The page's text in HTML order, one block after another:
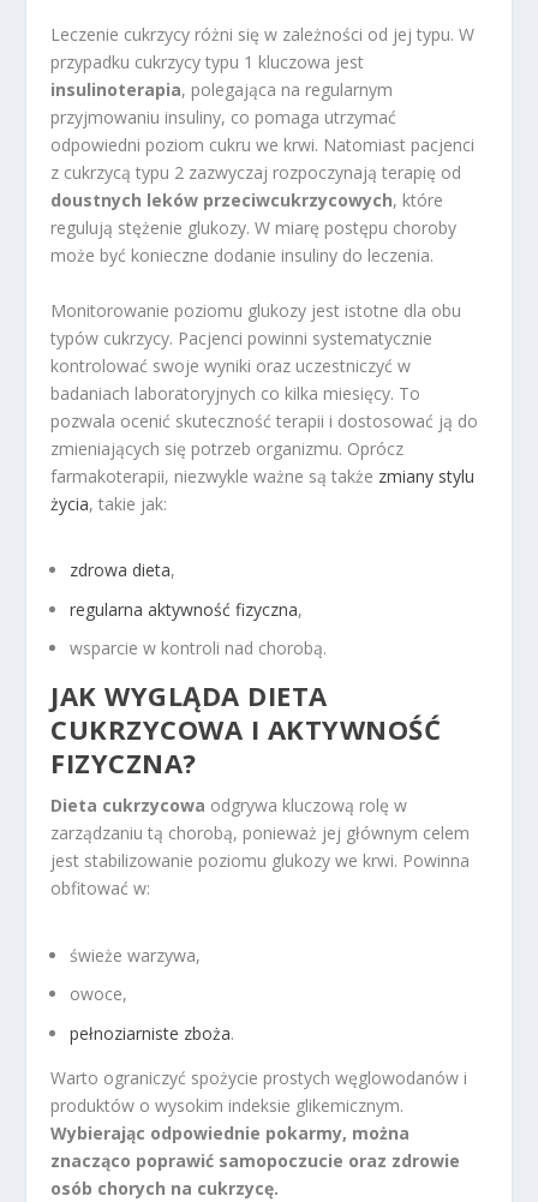
Leczenie cukrzycy różni się w zależności od jej typu. W
przypadku cukrzycy typu 1 kluczowa jest
insulinoterapia, polegająca na regularnym
przyjmowaniu insuliny, co pomaga utrzymać
odpowiedni poziom cukru we krwi. Natomiast pacjenci
z cukrzycą typu 2 zazwyczaj rozpoczynają terapię od
doustnych leków przeciwcukrzycowych, które
regulują stężenie glukozy. W miarę postępu choroby
może być konieczne dodanie insuliny do leczenia.
Monitorowanie poziomu glukozy jest istotne dla obu
typów cukrzycy. Pacjenci powinni systematycznie
kontrolować swoje wyniki oraz uczestniczyć w
badaniach laboratoryjnych co kilka miesięcy. To
pozwala ocenić skuteczność terapii i dostosować ją do
zmieniających się potrzeb organizmu. Oprócz
farmakoterapii, niezwykle ważne są także zmiany stylu
życia, takie jak:
zdrowa dieta,
regularna aktywność fizyczna,
wsparcie w kontroli nad chorobą.
JAK WYGLĄDA DIETA
CUKRZYCOWA I AKTYWNOŚĆ
FIZYCZNA?
Dieta cukrzycowa odgrywa kluczową rolę w
zarządzaniu tą chorobą, ponieważ jej głównym celem
jest stabilizowanie poziomu glukozy we krwi. Powinna
obfitować w:
świeże warzywa,
owoce,
pełnoziarniste zboża.
Warto ograniczyć spożycie prostych węglowodanów i
produktów o wysokim indeksie glikemicznym.
Wybierając odpowiednie pokarmy, można
znacząco poprawić samopoczucie oraz zdrowie
osób chorych na cukrzycę.